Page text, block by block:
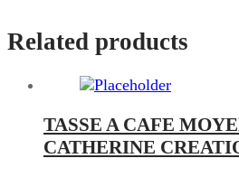
Related products
TASSE A CAFE
CATHERINE